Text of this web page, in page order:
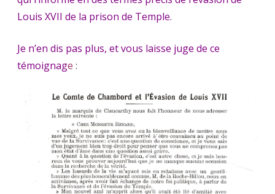
Louis XVII de la prison de Temple.
Je n’en dis pas plus, et vous laisse juge de ce
témoignage :